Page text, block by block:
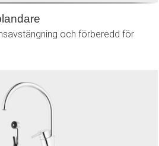
och förberedd för